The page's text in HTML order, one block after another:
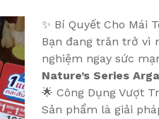
✨ Bí Quyết Cho Mái
Bạn đang trăn trở vì
nghiệm ngay sức
Nature’s Series
🌟 Công Dụng Vượt
Sản phẩm là giải